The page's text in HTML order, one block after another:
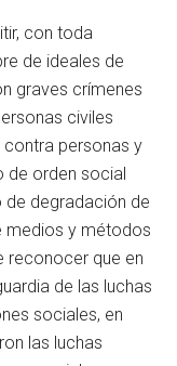
con toda
de ideales de
graves crímenes
civiles
personas y
de orden social
de degradación de
medios y métodos
reconocer que en
de las luchas
sociales, en
las luchas